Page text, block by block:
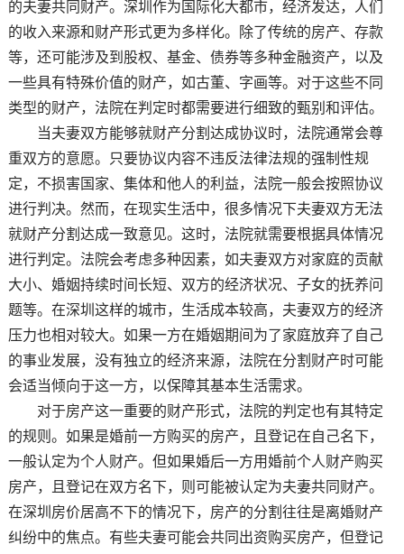
的夫妻共同财产。深圳作为国际化大都市，经济发达，人们
的收入来源和财产形式更为多样化。除了传统的房产、存款
等，还可能涉及到股权、基金、债券等多种金融资产，以及
一些具有特殊价值的财产，如古董、字画等。对于这些不同
类型的财产，法院在判定时都需要进行细致的甄别和评估。
当夫妻双方能够就财产分割达成协议时，法院通常会尊
重双方的意愿。只要协议内容不违反法律法规的强制性规
定，不损害国家、集体和他人的利益，法院一般会按照协议
进行判决。然而，在现实生活中，很多情况下夫妻双方无法
就财产分割达成一致意见。这时，法院就需要根据具体情况
进行判定。法院会考虑多种因素，如夫妻双方对家庭的贡献
大小、婚姻持续时间长短、双方的经济状况、子女的抚养问
题等。在深圳这样的城市，生活成本较高，夫妻双方的经济
压力也相对较大。如果一方在婚姻期间为了家庭放弃了自己
的事业发展，没有独立的经济来源，法院在分割财产时可能
会适当倾向于这一方，以保障其基本生活需求。
对于房产这一重要的财产形式，法院的判定也有其特定
的规则。如果是婚前一方购买的房产，且登记在自己名下，
一般认定为个人财产。但如果婚后一方用婚前个人财产购买
房产，且登记在双方名下，则可能被认定为夫妻共同财产。
在深圳房价居高不下的情况下，房产的分割往往是离婚财产
纠纷中的焦点。有些夫妻可能会共同出资购买房产，但登记